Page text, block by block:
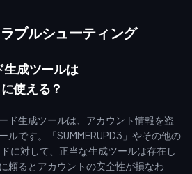
ブルシューティング
成ツールは
使える？
ド生成ツールは、アカウント情報を盗
ルです。「SUMMERUPD3」やその他の
に対して、正当な生成ツールは存在し
頼るとアカウントの安全性が損なわ